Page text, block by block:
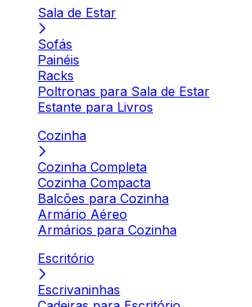
Sala de Estar
Sofás
Painéis
Racks
Poltronas para Sala de Estar
Estante para Livros
Cozinha
Cozinha Completa
Cozinha Compacta
Balcões para Cozinha
Armário Aéreo
Armários para Cozinha
Escritório
Escrivaninhas